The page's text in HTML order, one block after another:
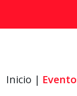
Inicio |